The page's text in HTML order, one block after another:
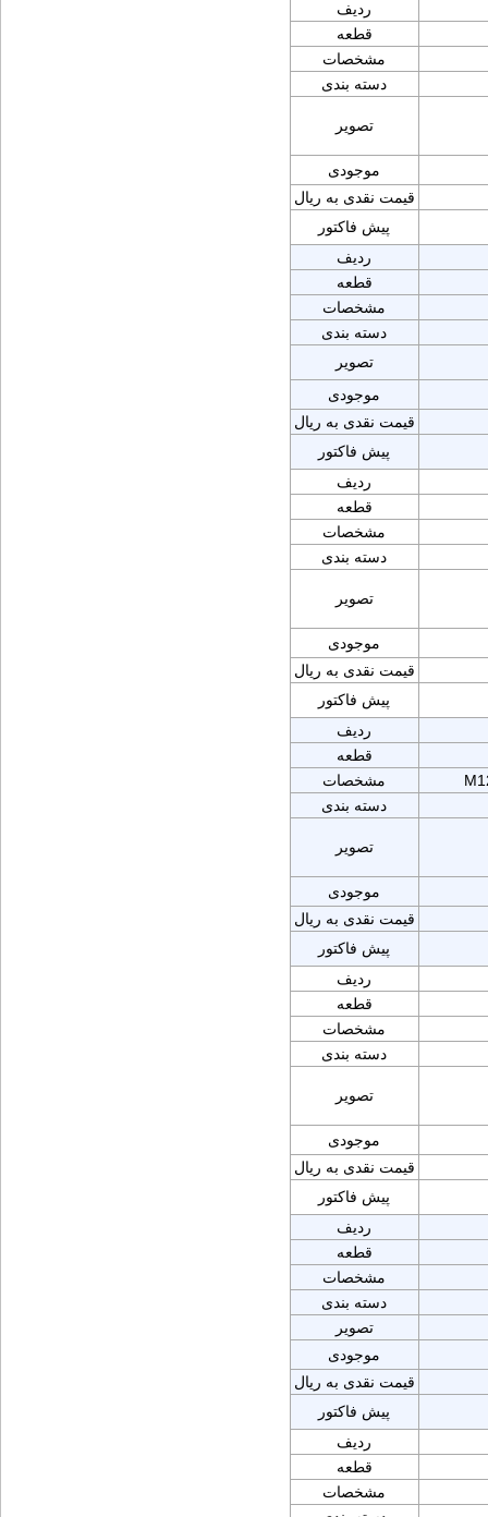
ردیف
قطعه
مشخصات
دسته بندی
تصویر
موجودی
قیمت نقدی به ریال
پیش فاکتور
ردیف
قطعه
مشخصات
دسته بندی
تصویر
موجودی
قیمت نقدی به ریال
پیش فاکتور
ردیف
قطعه
مشخصات
دسته بندی
تصویر
موجودی
قیمت نقدی به ریال
پیش فاکتور
ردیف
قطعه
مشخصات
دسته بندی
تصویر
موجودی
قیمت نقدی به ریال
پیش فاکتور
ردیف
قطعه
مشخصات
دسته بندی
تصویر
موجودی
قیمت نقدی به ریال
پیش فاکتور
ردیف
قطعه
مشخصات
دسته بندی
تصویر
موجودی
قیمت نقدی به ریال
پیش فاکتور
ردیف
قطعه
مشخصات